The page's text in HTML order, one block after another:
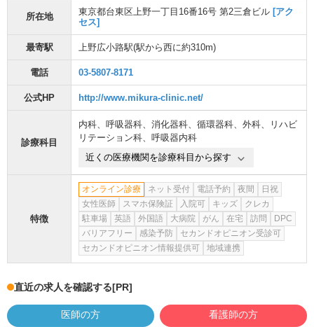
所在地 東京都台東区上野一丁目16番16号 第2三倉ビル [アク
セス]
最寄駅 上野広小路駅(駅から西に約310m)
電話 03-5807-8171
公式HP http://www.mikura-clinic.net/
診療科目
内科、 呼吸器科、 消化器科、 循環器科、 外科、
リハビ
リテーション科、 呼吸器内科
近くの医療機関を診療科目から探す
特徴
オンライン診療 ネット受付 電話予約 夜間
日祝
女性医師
スマホ保険証 入院可 キッズ
クレカ
駐車場
英語 外国語 大病院 がん 在宅 訪問
DPC
バリアフリー
感染予防
セカンドオピニオン受診可
セカンドオピニオン情報提供可
地域連携
直近の求人を確認する[PR]
医師の方 看護師の方